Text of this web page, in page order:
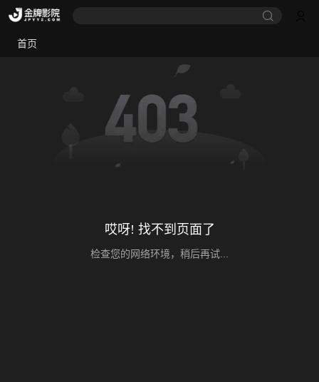
首页
哎呀! 找不到页面了
检查您的网络环境，稍后再试...